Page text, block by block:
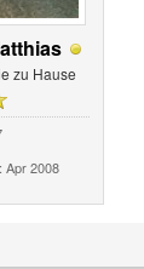
zu Hause
Apr 2008